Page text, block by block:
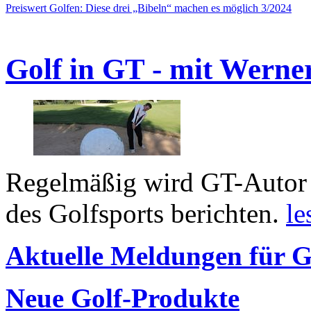
Preiswert Golfen: Diese drei „Bibeln“ machen es möglich 3/2024
Golf in GT - mit
Regelmäßig wird GT-
des Golfsports berichten.
Aktuelle Meldungen für
Neue Golf-Produkte